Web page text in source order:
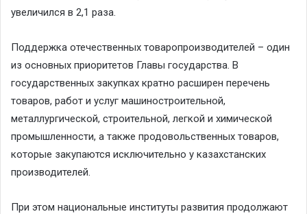
увеличился в 2,1 раза.
Поддержка отечественных товаропроизводителей – один
из основных приоритетов Главы государства. В
государственных закупках кратно расширен перечень
товаров, работ и услуг машиностроительной,
металлургической, строительной, легкой и химической
промышленности, а также продовольственных товаров,
которые закупаются исключительно у казахстанских
производителей.
При этом национальные институты развития продолжают